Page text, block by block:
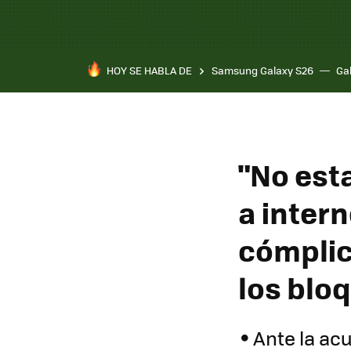
HOY SE HABLA DE Samsung Galaxy S26
"No
a
los
Ante la